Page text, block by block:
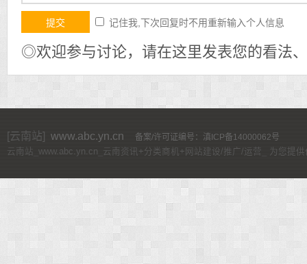
记住我,下次回复时不用重新输入个人信息
◎欢迎参与讨论，请在这里发表您的看法
[云南站] www.abc.yn.cn
备案/许可证编号：滇ICP备14000062号
云南站_www.abc.yn.cn_云南资讯+分类商机+网站建设/推广/运营_ 为您提